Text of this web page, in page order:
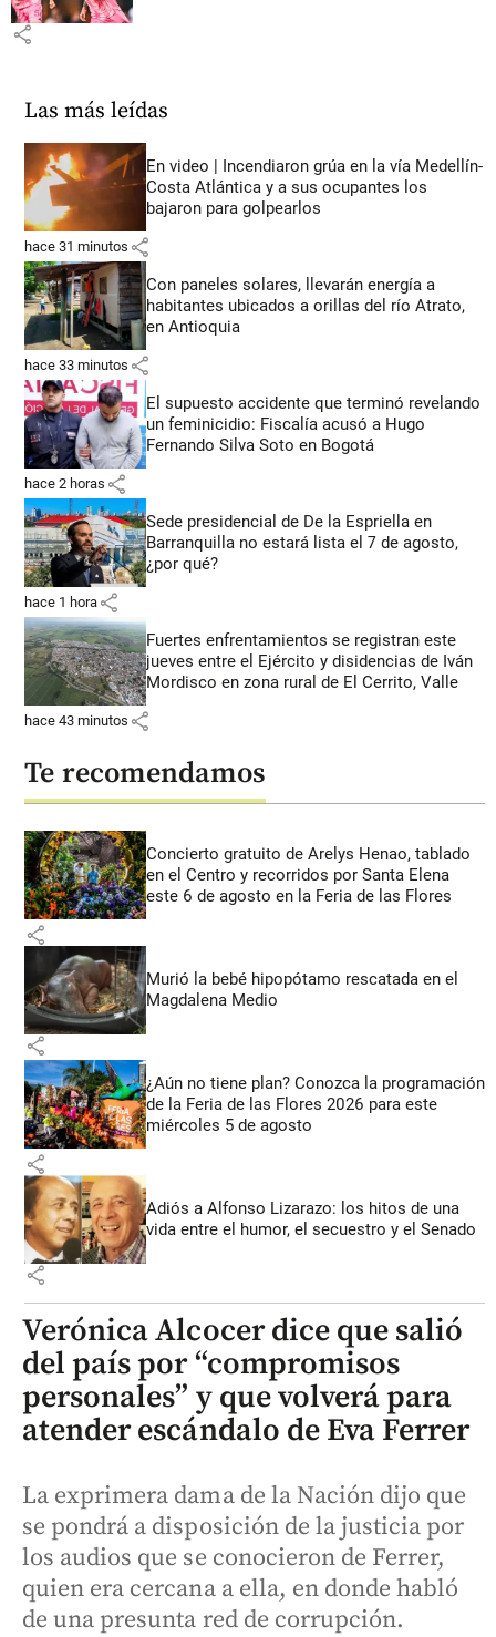
share
Las más leídas
En video | Incendiaron grúa en la vía Medellín-
Costa Atlántica y a sus ocupantes los
bajaron para golpearlos
hace 31 minutos share
Con paneles solares, llevarán energía a
habitantes ubicados a orillas del río Atrato,
en Antioquia
hace 33 minutos share
El supuesto accidente que terminó revelando
un feminicidio: Fiscalía acusó a Hugo
Fernando Silva Soto en Bogotá
hace 2 horas share
Sede presidencial de De la Espriella en
Barranquilla no estará lista el 7 de agosto,
¿por qué?
hace 1 hora share
Fuertes enfrentamientos se registran este
jueves entre el Ejército y disidencias de Iván
Mordisco en zona rural de El Cerrito, Valle
hace 43 minutos share
Te recomendamos
Concierto gratuito de Arelys Henao, tablado
en el Centro y recorridos por Santa Elena
este 6 de agosto en la Feria de las Flores
share
Murió la bebé hipopótamo rescatada en el
Magdalena Medio
share
¿Aún no tiene plan? Conozca la programación
de la Feria de las Flores 2026 para este
miércoles 5 de agosto
share
Adiós a Alfonso Lizarazo: los hitos de una
vida entre el humor, el secuestro y el Senado
share
Verónica Alcocer dice que salió
del país por “compromisos
personales” y que volverá para
atender escándalo de Eva Ferrer
La exprimera dama de la Nación dijo que
se pondrá a disposición de la justicia por
los audios que se conocieron de Ferrer,
quien era cercana a ella, en donde habló
de una presunta red de corrupción.